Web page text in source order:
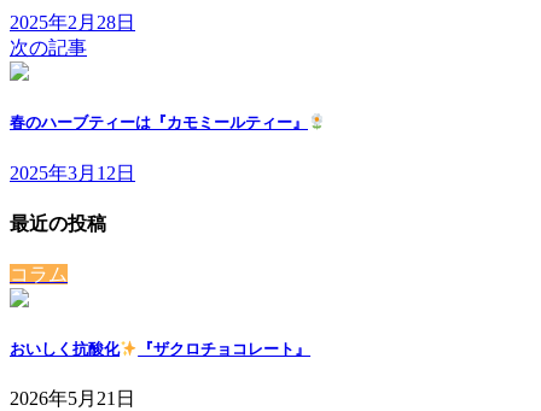
2025年2月28日
次の記事
春のハーブティーは『カモミールティー』
2025年3月12日
最近の投稿
コラム
おいしく抗酸化 『ザクロチョコレート』
2026年5月21日